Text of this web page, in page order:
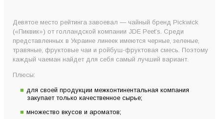
Девятое место рейтинга завоевал — чайный бренд Pickwick
(«Пиквик») от голландской компании JDE Peet’s. Среди
представленных в Украине линеек имеются черные, зеленые,
травяные, фруктовые чаи и ройбуш-фруктовая смесь. Поэтому
каждый чаеман найдет для себя самый лучший вариант.
Плюсы:
для своей продукции межконтинентальная компания
закупает только качественное сырье;
множество вкусов и ароматов;